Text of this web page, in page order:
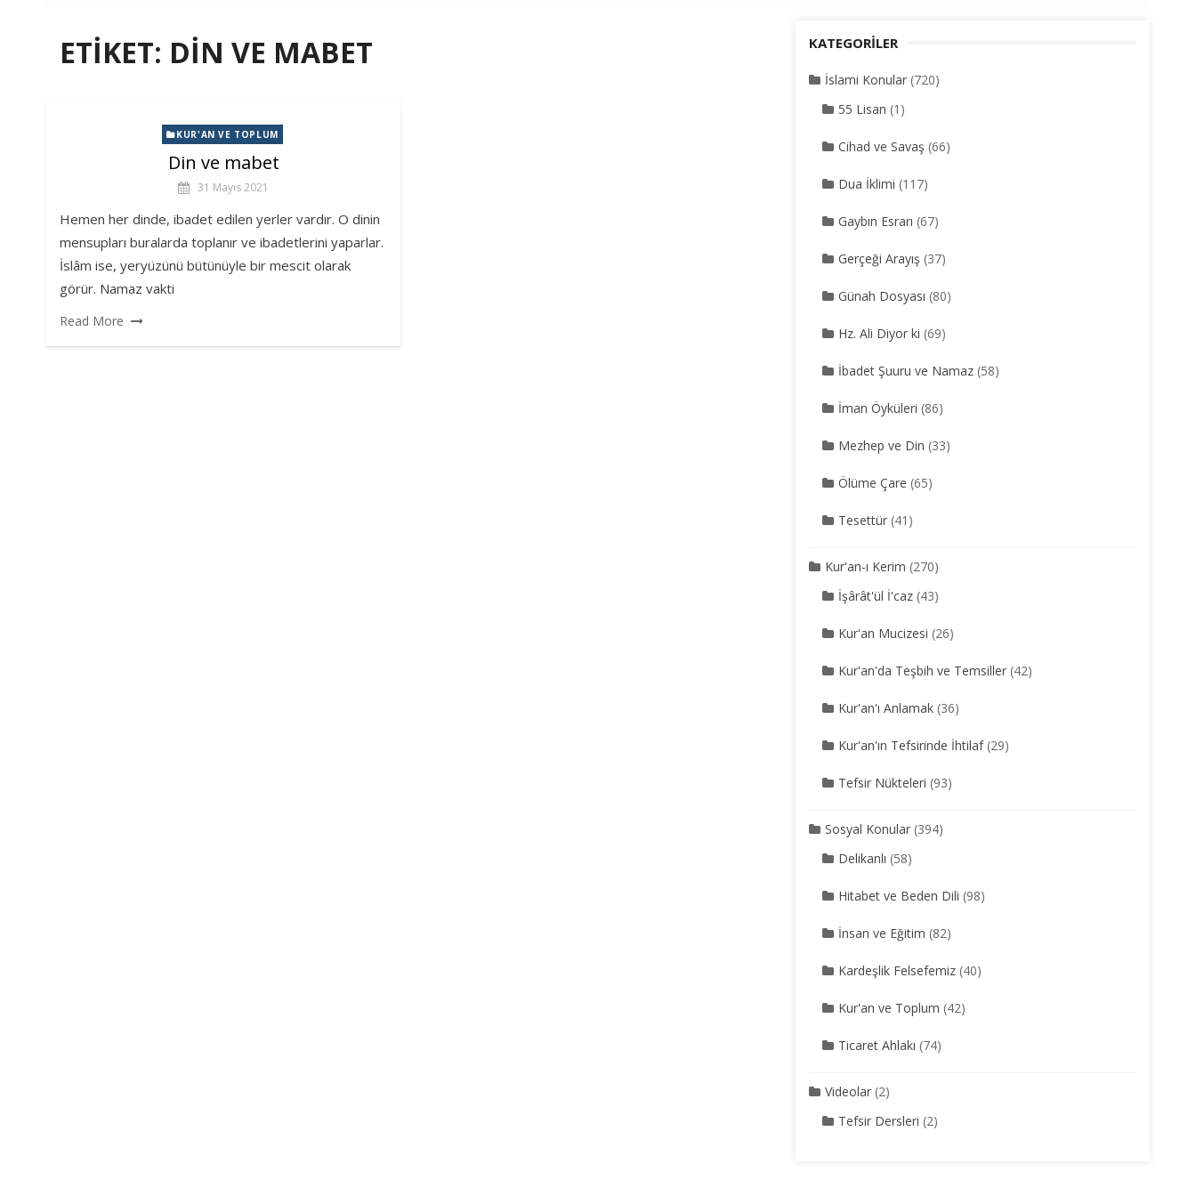
ETIKET: DIN VE MABET
KUR'AN VE TOPLUM
Din ve mabet
31 Mayıs 2021
Hemen her dinde, ibadet edilen yerler vardır. O dinin
mensupları buralarda toplanır ve ibadetlerini yaparlar.
İslâm ise, yeryüzünü bütünüyle bir mescit olarak
görür. Namaz vakti
Read More
KATEGORILER
İslami Konular(720)
55 Lisan (1)
Cihad ve Savaş (66)
Dua İklimi (117)
Gaybın Esrarı (67)
Gerçeği Arayış (37)
Günah Dosyası (80)
Hz. Ali Diyor ki (69)
İbadet Şuuru ve Namaz(58)
İman Öyküleri (86)
Mezhep ve Din (33)
Ölüme Çare (65)
Tesettür(41)
Kur'an-ı Kerim (270)
İşârât'ül İ'caz(43)
Kur'an Mucizesi (26)
Kur'an'da Teşbih ve Temsiller(42)
Kur'an'ı Anlamak(36)
Kur'an'ın Tefsirinde İhtilaf(29)
Tefsir Nükteleri (93)
Sosyal Konular(394)
Delikanlı (58)
Hitabet ve Beden Dili (98)
İnsan ve Eğitim (82)
Kardeşlik Felsefemiz(40)
Kur'an ve Toplum (42)
Ticaret Ahlakı (74)
Videolar(2)
Tefsir Dersleri (2)